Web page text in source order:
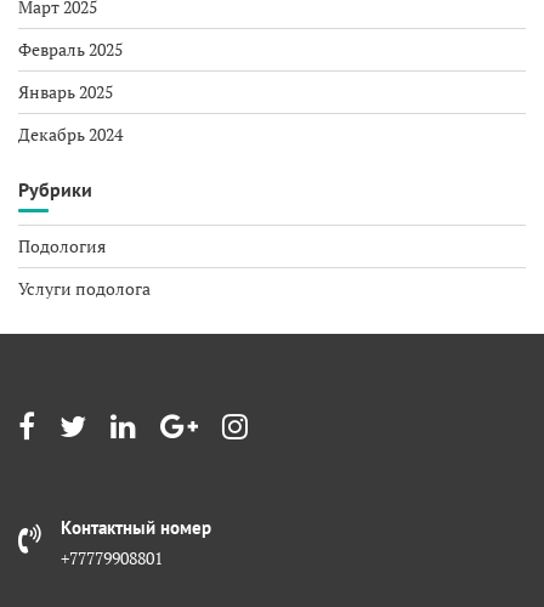
Март 2025
Февраль 2025
Январь 2025
Декабрь 2024
Рубрики
Подология
Услуги подолога
Контактный номер
+77779908801